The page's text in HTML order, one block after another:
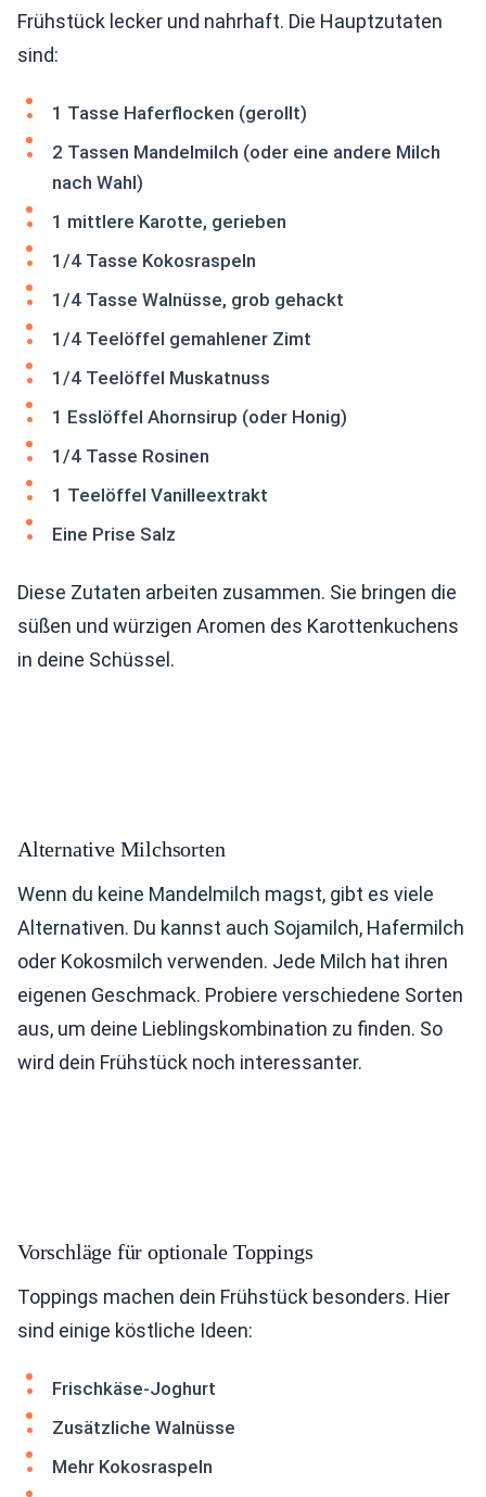
Frühstück lecker und nahrhaft. Die Hauptzutaten
sind:
1 Tasse Haferflocken (gerollt)
2 Tassen Mandelmilch (oder eine andere Milch
nach Wahl)
1 mittlere Karotte, gerieben
1/4 Tasse Kokosraspeln
1/4 Tasse Walnüsse, grob gehackt
1/4 Teelöffel gemahlener Zimt
1/4 Teelöffel Muskatnuss
1 Esslöffel Ahornsirup (oder Honig)
1/4 Tasse Rosinen
1 Teelöffel Vanilleextrakt
Eine Prise Salz
Diese Zutaten arbeiten zusammen. Sie bringen die
süßen und würzigen Aromen des Karottenkuchens
in deine Schüssel.
Alternative Milchsorten
Wenn du keine Mandelmilch magst, gibt es viele
Alternativen. Du kannst auch Sojamilch, Hafermilch
oder Kokosmilch verwenden. Jede Milch hat ihren
eigenen Geschmack. Probiere verschiedene Sorten
aus, um deine Lieblingskombination zu finden. So
wird dein Frühstück noch interessanter.
Vorschläge für optionale Toppings
Toppings machen dein Frühstück besonders. Hier
sind einige köstliche Ideen:
Frischkäse-Joghurt
Zusätzliche Walnüsse
Mehr Kokosraspeln